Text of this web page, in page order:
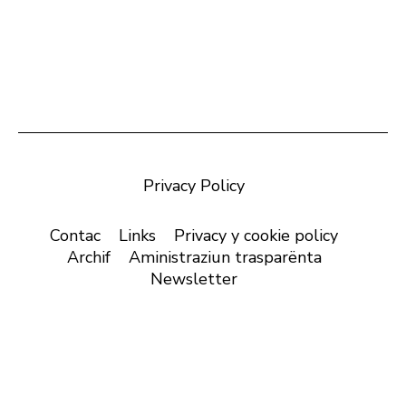
Privacy Policy
Contac Links
Privacy y cookie policy
Archif
Aministraziun trasparënta
Newsletter